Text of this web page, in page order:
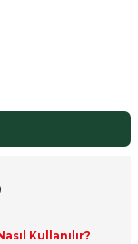
Kullanılır?